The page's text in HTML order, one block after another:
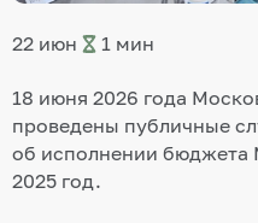
22 июн 1 мин
18 июня 2026 года
проведены публичные
об исполнении бюджета
2025 год.